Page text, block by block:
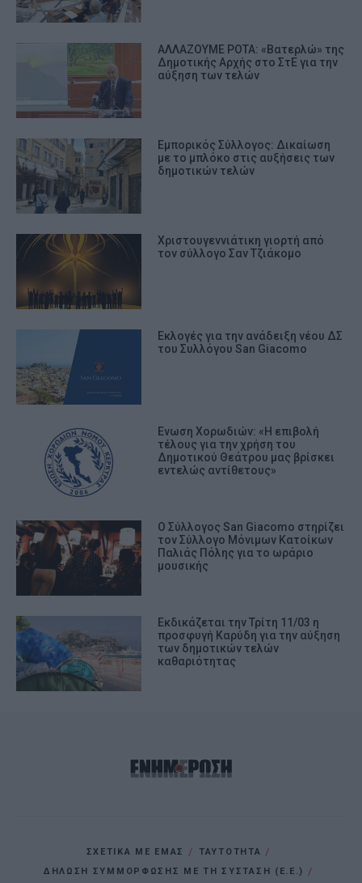
ΑΛΛΑΖΟΥΜΕ ΡΟΤΑ: «Βατερλώ» της
Δημοτικής Αρχής στο ΣτΕ για την
αύξηση των τελών
Εμπορικός Σύλλογος: Δικαίωση
με το μπλόκο στις αυξήσεις των
δημοτικών τελών
Χριστουγεννιάτικη γιορτή από
τον σύλλογο Σαν Τζιάκομο
Eκλογές για την ανάδειξη νέου ΔΣ
του Συλλόγου San Giacomo
Ενωση Χορωδιών: «Η επιβολή
τέλους για την χρήση του
Δημοτικού Θεάτρου μας βρίσκει
εντελώς αντίθετους»
O Σύλλογος San Giacomo στηρίζει
τον Σύλλογο Μόνιμων Κατοίκων
Παλιάς Πόλης για το ωράριο
μουσικής
Εκδικάζεται την Τρίτη 11/03 η
προσφυγή Καρύδη για την αύξηση
των δημοτικών τελών
καθαριότητας
ΣΧΕΤΙΚΑ ΜΕ ΕΜΑΣ
ΤΑΥΤΟΤΗΤΑ
ΔΗΛΩΣΗ ΣΥΜΜΟΡΦΩΣΗΣ ΜΕ ΤΗ ΣΥΣΤΑΣΗ (Ε.Ε.)